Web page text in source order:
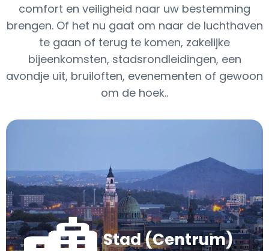
comfort en veiligheid naar uw bestemming
brengen. Of het nu gaat om naar de luchthaven
te gaan of terug te komen, zakelijke
bijeenkomsten, stadsrondleidingen, een
avondje uit, bruiloften, evenementen of gewoon
om de hoek..
Stad (Centrum)